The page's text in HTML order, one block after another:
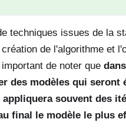
techniques issues de la
de l'algorithme et
de noter que
des modèles qui seront
souvent des
final le modèle le plus